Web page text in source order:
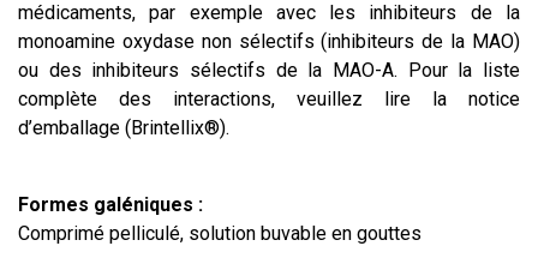
médicaments, par exemple avec les inhibiteurs de la
monoamine oxydase non sélectifs (inhibiteurs de la MAO)
ou des inhibiteurs sélectifs de la MAO-A. Pour la liste
complète des interactions, veuillez lire la notice
d’emballage (Brintellix®).
Formes galéniques :
Comprimé pelliculé, solution buvable en gouttes